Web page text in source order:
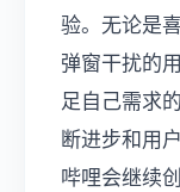
验。无论是
弹窗干扰的
足自己需求
断进步和用
哔哩会继续